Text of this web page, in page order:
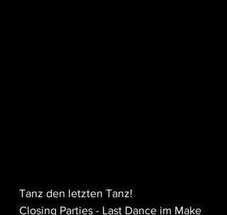
Tanz den letzten Tanz!
Closing Parties - Last Dance im Make